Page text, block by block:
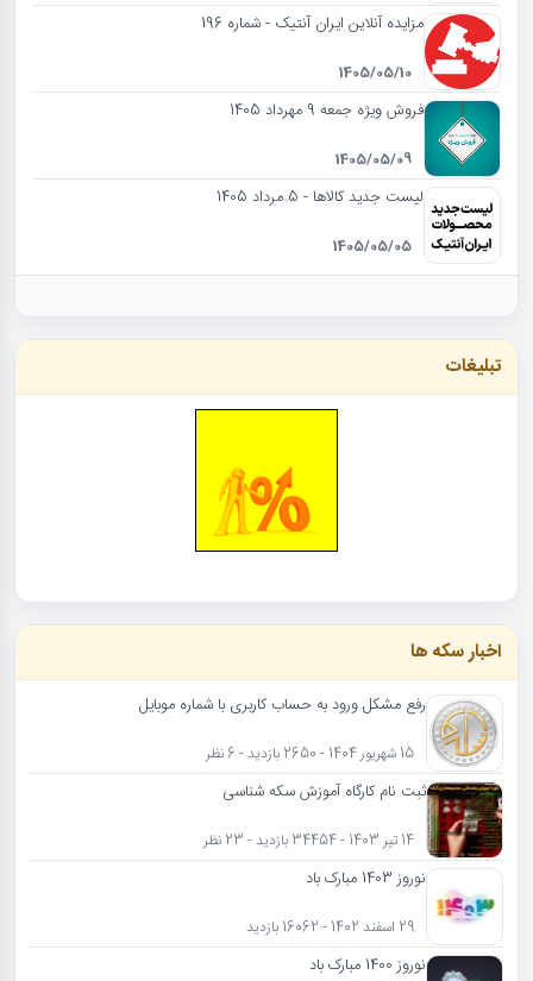
مزایده آنلاین ایران آنتیک - شماره 196
1405/05/10
فروش ویژه جمعه 9 مهرداد 1405
1405/05/09
لیست جدید کالاها - 5 مرداد 1405
1405/05/05
تبلیغات
اخبار سکه ها
رفع مشکل ورود به حساب کاربری با شماره موبایل
15 شهریور 1404 - 2650 بازدید - 6 نظر
ثبت نام کارگاه آموزش سکه شناسی
14 تیر 1403 - 34454 بازدید - 23 نظر
نوروز 1403 مبارک باد
29 اسفند 1402 - 16062 بازدید
نوروز 1400 مبارک باد